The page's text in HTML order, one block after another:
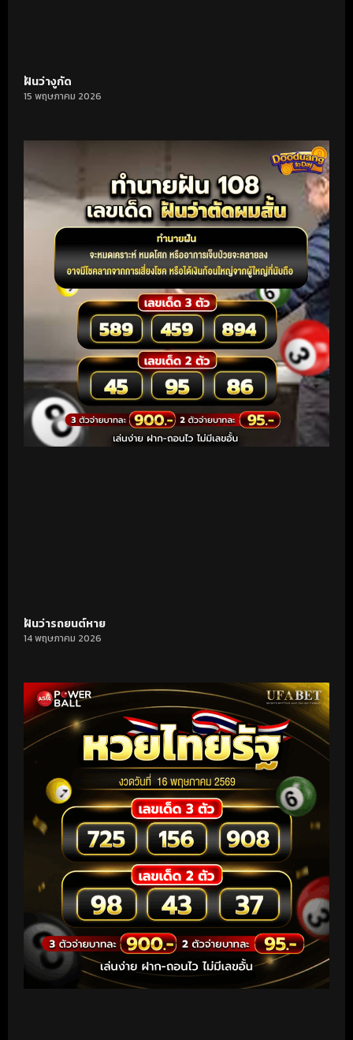
ฝันว่างูกัด
15 พฤษภาคม 2026
ฝันว่ารถยนต์หาย
14 พฤษภาคม 2026